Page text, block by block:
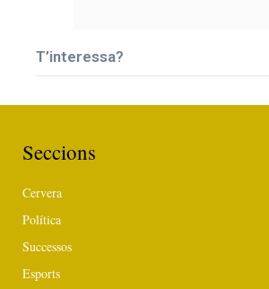
T’interessa?
Seccions
Cervera
Política
Successos
Esports